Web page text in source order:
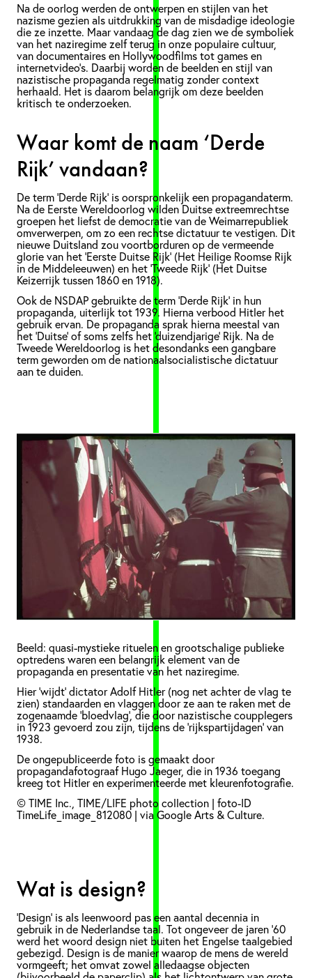
Na de oorlog werden de ontwerpen en stijlen van het
nazisme gezien als uitdrukking van de misdadige ideologie
die ze inzette. Maar vandaag de dag zien we de symboliek
van het naziregime zelf terug in onze populaire cultuur,
van documentaires en Hollywoodfilms tot games en
internetvideo’s. Daarbij worden de beelden en stijl van
nazistische propaganda regelmatig zonder context
herhaald. Het is daarom belangrijk om deze beelden
kritisch te onderzoeken.
Waar komt de naam ‘Derde
Rijk’ vandaan?
De term ‘Derde Rijk’ is oorspronkelijk een propagandaterm.
Na de Eerste Wereldoorlog wilden Duitse extreemrechtse
groepen het liefst de democratie van de Weimarrepubliek
omverwerpen, om zo een rechtse dictatuur te vestigen. Dit
nieuwe Duitsland zou voortborduren op de vermeende
glorie van het ‘Eerste Duitse Rijk’ (Het Heilige Roomse Rijk
in de Middeleeuwen) en het ‘Tweede Rijk’ (Het Duitse
Keizerrijk tussen 1860 en 1918).
Ook de NSDAP gebruikte de term ‘Derde Rijk’ in hun
propaganda, uiterlijk tot 1939. Hierna verbood Hitler het
gebruik ervan. De propaganda sprak hierna meestal van
het ‘Duitse’ of soms zelfs het ‘duizendjarige’ Rijk. Na de
Tweede Wereldoorlog is het desondanks een gangbare
term geworden om de nationaalsocialistische dictatuur
aan te duiden.
Beeld: quasi-mystieke rituelen en grootschalige publieke
optredens waren een belangrijk element van de
propaganda en presentatie van het naziregime.
Hier 'wijdt' dictator Adolf Hitler (nog net achter de vlag te
zien) standaarden en vlaggen door ze aan te raken met de
zogenaamde 'bloedvlag', die door nazistische coupplegers
in 1923 gevoerd zou zijn, tijdens de 'rijkspartijdagen' van
1938.
De ongepubliceerde foto is gemaakt door
propagandafotograaf Hugo Jaeger, die in 1936 toegang
kreeg tot Hitler en experimenteerde met kleurenfotografie.
© TIME Inc., TIME/LIFE photo collection | foto-ID
TimeLife_image_812080 | via Google Arts & Culture.
Wat is design?
‘Design’ is als leenwoord pas een aantal decennia in
gebruik in de Nederlandse taal. Tot ongeveer de jaren ’60
werd het woord design niet buiten het Engelse taalgebied
gebezigd. Design is de manier waarop de mens de wereld
vormgeeft; het omvat zowel alledaagse objecten